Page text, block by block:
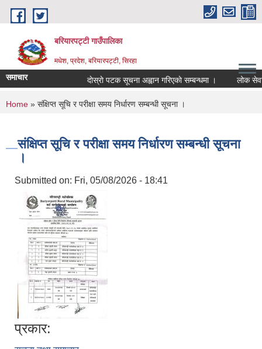
Skip to main content
बरियारपट्टी गाउँपालिका
मधेश, प्रदेश, बरियारपट्टी, सिरहा
समाचार दाेस्राे पटक सूचना अह्वान गरिएकाे सम्बन्धमा । लोक सेवा
You are here
Home » संक्षिप्त सूचि र परीक्षा समय निर्धारण सम्बन्धी सूचना ।
संक्षिप्त सूचि र परीक्षा समय निर्धारण सम्बन्धी सूचना
।
Submitted on: Fri, 05/08/2026 - 18:41
प्रकार: